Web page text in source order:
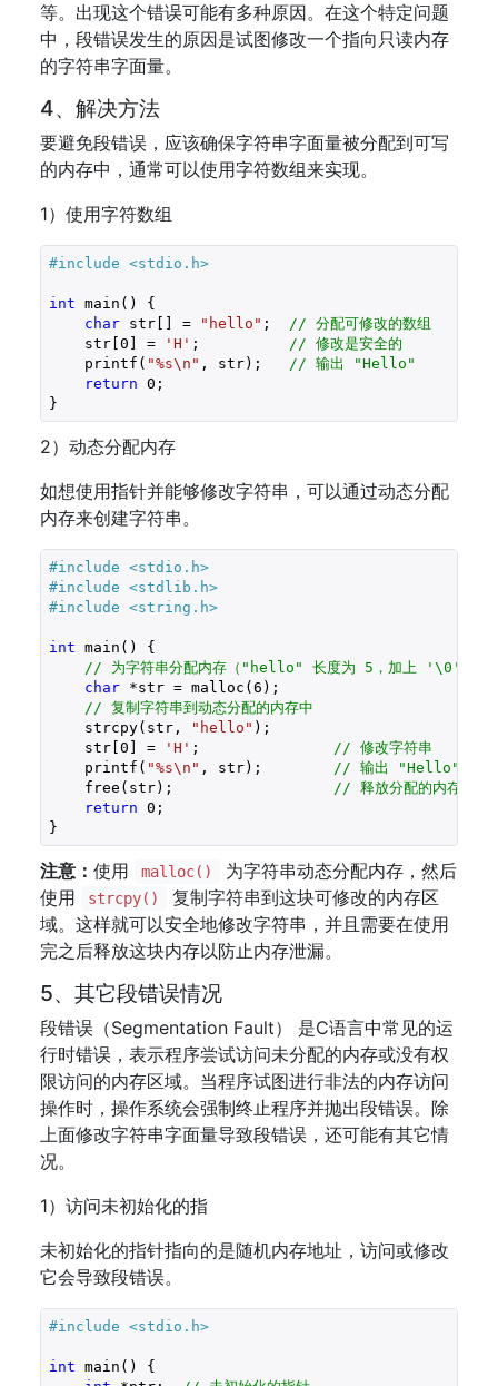
等。出现这个错误可能有多种原因。在这个特定问题
中，段错误发生的原因是试图修改一个指向只读内存
的字符串字面量。
4、解决方法
要避免段错误，应该确保字符串字面量被分配到可写
的内存中，通常可以使用字符数组来实现。
1）使用字符数组
#include <stdio.h>
int main() {
char str[] = "hello" ;
// 分配可修改的数组
    str[
0 ] = 'H' ;
// 修改是安全的
    printf(
"%s\n" , str);
// 输出 "Hello"
return 0 ;
2）动态分配内存
如想使用指针并能够修改字符串，可以通过动态分配
内存来创建字符串。
#include <stdio.h>
#include <stdlib.h>
#include <string.h>
int main() {
// 为字符串分配内存（"hello" 长度为 5，加上 '\0' 共
char *str = malloc(6 );
// 复制字符串到动态分配的内存中
    strcpy(str,
"hello" );
    str[
0 ] = 'H' ;
// 修改字符串
    printf(
"%s\n" , str);
// 输出 "Hello"
    free(str);
// 释放分配的内存
return 0 ;
注意： 使用 malloc()
为字符串动态分配内存，然后
使用
strcpy()
复制字符串到这块可修改的内存区
域。这样就可以安全地修改字符串，并且需要在使用
完之后释放这块内存以防止内存泄漏。
5、其它段错误情况
段错误（Segmentation Fault） 是C语言中常见的运
行时错误，表示程序尝试访问未分配的内存或没有权
限访问的内存区域。当程序试图进行非法的内存访问
操作时，操作系统会强制终止程序并抛出段错误。除
上面修改字符串字面量导致段错误，还可能有其它情
况。
1）访问未初始化的指
未初始化的指针指向的是随机内存地址，访问或修改
它会导致段错误。
#include <stdio.h>
int main() {